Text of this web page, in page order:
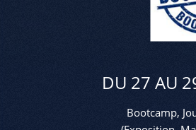
DU 27 AU
Bootcamp,